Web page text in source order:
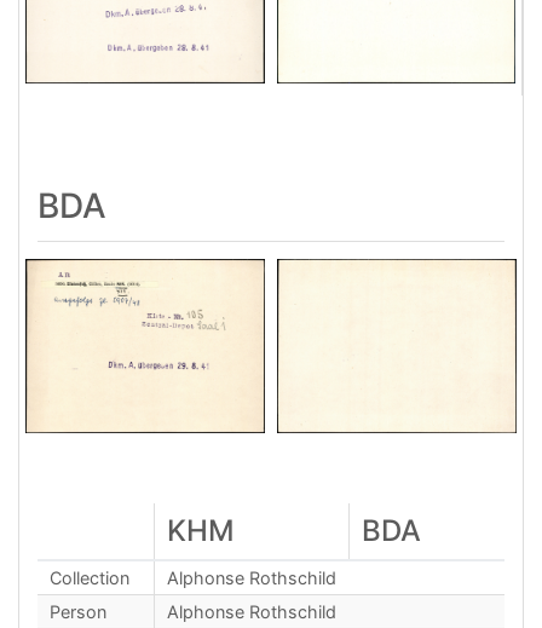
BDA
KHM BDA
Collection
Alphonse Rothschild
Person
Alphonse Rothschild